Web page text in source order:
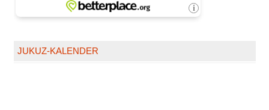
JUKUZ-KALENDER